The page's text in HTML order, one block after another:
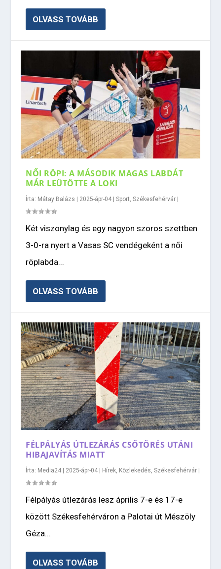
OLVASS TOVÁBB
NŐI RÖPI: A MÁSODIK MAGAS LABDÁT
MÁR LEÜTÖTTE A LOKI
Írta: Mátay Balázs | 2025-ápr-04 |Sport ,Székesfehérvár |
Két viszonylag és egy nagyon szoros szettben
3-0-ra nyert a Vasas SC vendégeként a női
röplabda...
OLVASS TOVÁBB
FÉLPÁLYÁS ÚTLEZÁRÁS CSŐTÖRÉS UTÁNI
HIBAJAVÍTÁS MIATT
Írta: Media24 2025-ápr-04 Hírek, Közlekedés,Székesfehérvár
Félpályás útlezárás lesz április 7-e és 17-e
között Székesfehérváron a Palotai út Mészöly
Géza...
OLVASS TOVÁBB